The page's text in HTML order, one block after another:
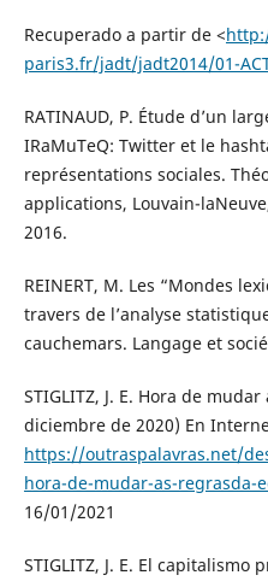
Recuperado a partir de <
paris3.fr/jadt/jadt2014/01-
RATINAUD, P. Étude d’un
IRaMuTeQ: Twitter et le
représentations sociales.
applications, Louvain-
2016.
REINERT, M. Les “Mondes
travers de l’analyse
cauchemars. Langage et
STIGLITZ, J. E. Hora de
diciembre de 2020) En
https://outraspalavras.net/
hora-de-mudar-as-regrasda-
16/01/2021
STIGLITZ, J. E. El